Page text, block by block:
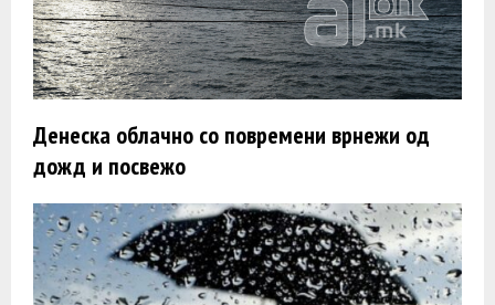
Денеска облачно со повремени врнежи од
дожд и посвежо